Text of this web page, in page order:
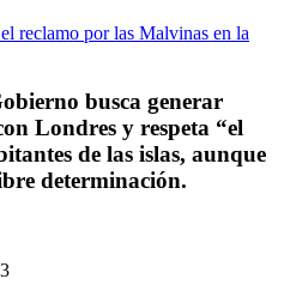
busca generar
Londres y respeta “el
de las islas, aunque
determinación.